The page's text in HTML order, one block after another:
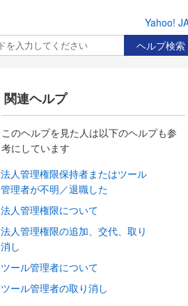
Yahoo!
検索
関連ヘルプ
このヘルプを見た人は以下のヘルプも参
考にしています
法人管理権限保持者またはツール
管理者が不明／退職した
法人管理権限について
法人管理権限の追加、交代、取り
消し
ツール管理者について
ツール管理者の取り消し